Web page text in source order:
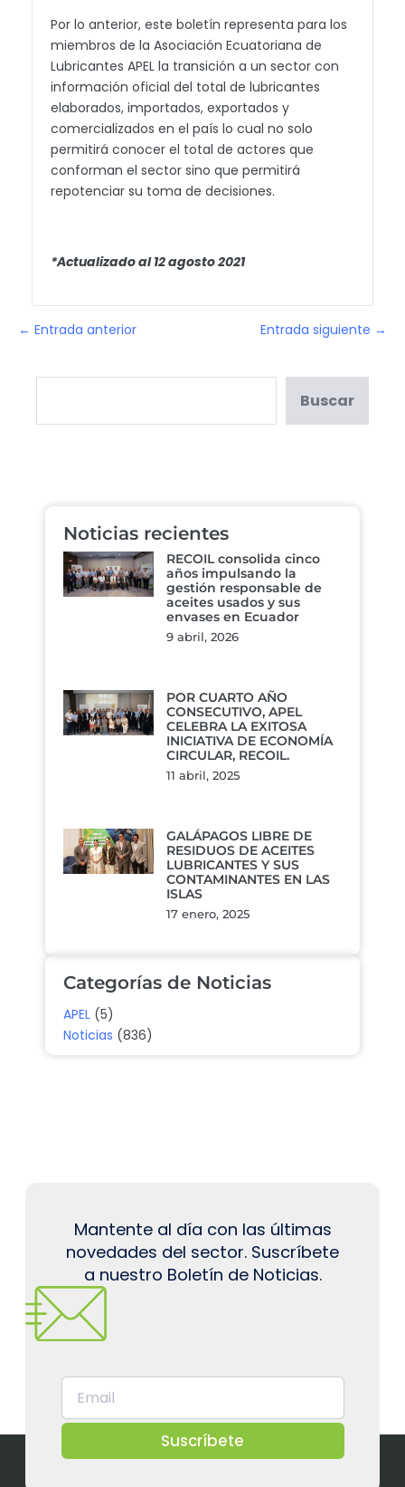
Por lo anterior, este boletín representa para los
miembros de la Asociación Ecuatoriana de
Lubricantes APEL la transición a un sector con
información oficial del total de lubricantes
elaborados, importados, exportados y
comercializados en el país lo cual no solo
permitirá conocer el total de actores que
conforman el sector sino que permitirá
repotenciar su toma de decisiones.
*Actualizado al 12 agosto 2021
← Entrada anterior Entrada siguiente →
Buscar
Noticias recientes
RECOIL consolida cinco
años impulsando la
gestión responsable de
aceites usados y sus
envases en Ecuador
9 abril, 2026
POR CUARTO AÑO
CONSECUTIVO, APEL
CELEBRA LA EXITOSA
INICIATIVA DE ECONOMÍA
CIRCULAR, RECOIL.
11 abril, 2025
GALÁPAGOS LIBRE DE
RESIDUOS DE ACEITES
LUBRICANTES Y SUS
CONTAMINANTES EN LAS
ISLAS
17 enero, 2025
Categorías de Noticias
APEL (5)
Noticias (836)
Mantente al día con las últimas
novedades del sector. Suscríbete
a nuestro Boletín de Noticias.
Suscríbete